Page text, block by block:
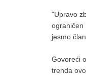
"Upravo
ograničen
jesmo
Govoreći
trenda